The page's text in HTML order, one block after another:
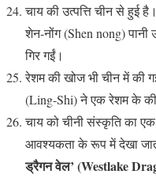
चाय की उत्पत्ति चीन से हुई
शेन-नोंग (Shen nong)
गिर गईं।
रेशम की खोज भी चीन में की
(Ling-Shi) ने एक रेशम के
चाय को चीनी संस्कृति का एक
आवश्यकता के रूप में देखा
ड्रैगन वेल’ (Westlake